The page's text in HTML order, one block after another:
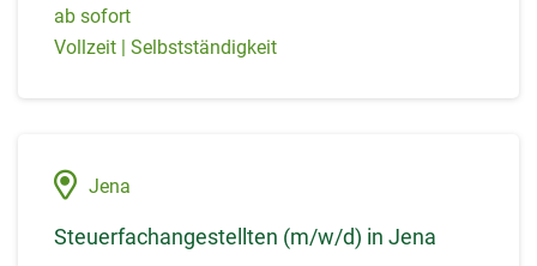
ab sofort
Vollzeit | Selbstständigkeit
Jena
Steuerfachangestellten (m/w/d) in Jena